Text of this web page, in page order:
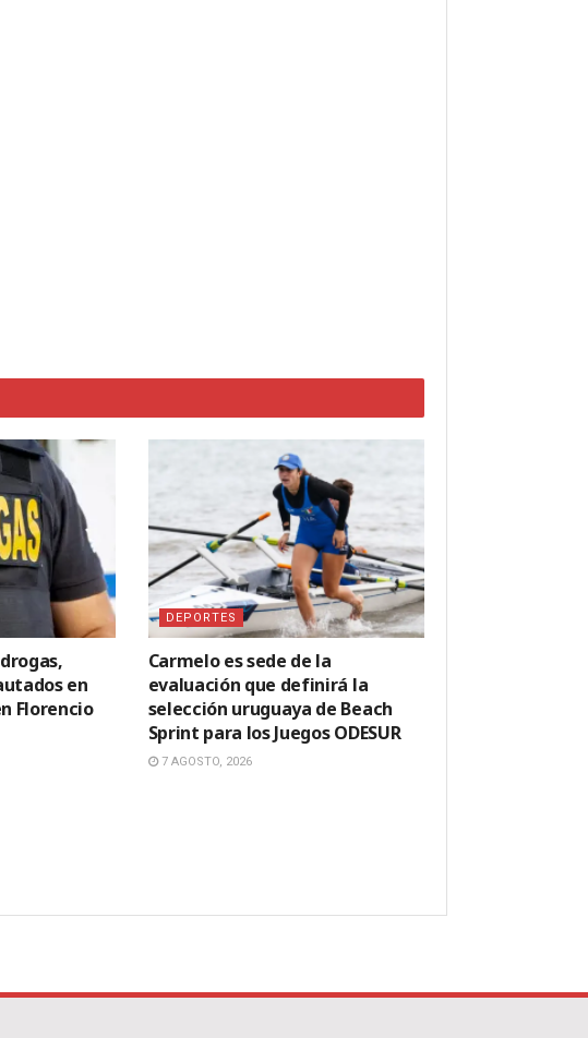
en
Florencio
DEPORTES
Carmelo es sede de la
evaluación que definirá la
selección uruguaya de Beach
Sprint para los Juegos ODESUR
7 AGOSTO, 2026